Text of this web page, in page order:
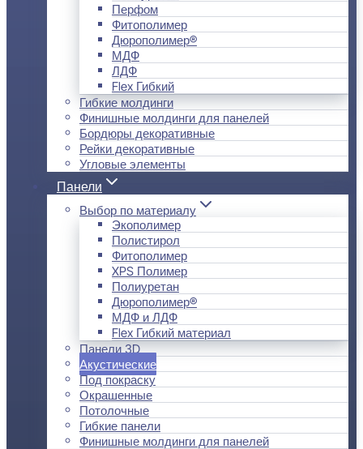
Перфом
Фитополимер
Дюрополимер®
МДФ
ЛДФ
Flex Гибкий
Гибкие молдинги
Финишные молдинги для панелей
Бордюры декоративные
Рейки декоративные
Угловые элементы
Панели
Выбор по материалу
Экополимер
Полистирол
Фитополимер
XPS Полимер
Полиуретан
Дюрополимер®
МДФ и ЛДФ
Flex Гибкий материал
Панели 3D
Акустические
Под покраску
Окрашенные
Потолочные
Гибкие панели
Финишные молдинги для панелей